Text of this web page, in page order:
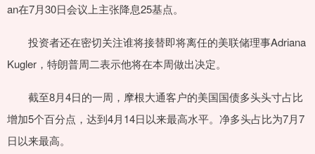
an在7月30日会议上主张降息25基点。
投资者还在密切关注谁将接替即将离任的美联储理事Adriana
Kugler，特朗普周二表示他将在本周做出决定。
截至8月4日的一周，摩根大通客户的美国国债多头头寸占比
增加5个百分点，达到4月14日以来最高水平。净多头占比为7月7
日以来最高。